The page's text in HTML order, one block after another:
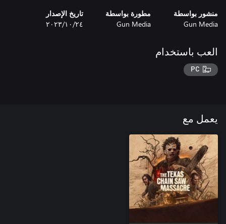
منشور بواسطة
Gun Media
مطورة بواسطة
Gun Media
تاريخ الإصدار
٢٤‏/١٠‏/٢٠٢٣
العب باستخدام
PC
يعمل مع